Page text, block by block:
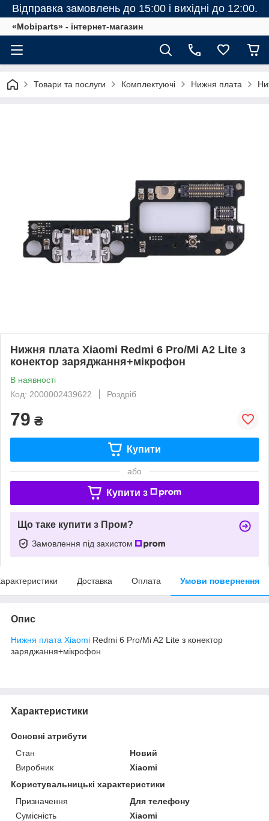
Відправка замовлень до 15:00 і вихідні до 12:00.
«Mobiparts» - інтернет-магазин
Товари та послуги Комплектуючі Нижня плата
Нижня плата Xiaomi Redmi 6 Pro/Mi A2 Lite з
конектор заряджання+мікрофон
В наявності
Код: 2000002439622
Роздріб
79 ₴
Купити
або
Купити з
Що таке купити з Пром?
Замовлення під захистом
Доставка Оплата Умови повернення
Опис
Нижня плата Xiaomi Redmi 6 Pro/Mi A2 Lite з конектор
заряджання+мікрофон
Характеристики
Основні атрибути
Стан
Новий
Виробник
Xiaomi
Користувальницькі характеристики
Призначення
Для телефону
Сумісність
Xiaomi